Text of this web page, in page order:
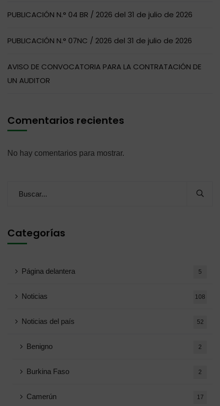
PUBLICACIÓN N.° 04 BR / 2026 del 31 de julio de 2026
PUBLICACIÓN N.° 07NC / 2026 del 31 de julio de 2026
AVISO DE CONVOCATORIA PARA LA CONTRATACIÓN DE
UN AUDITOR
Comentarios recientes
No hay comentarios para mostrar.
Categorías
Página delantera 5
Noticias 108
Noticias del país 52
Benigno 2
Burkina Faso 2
Camerún 17